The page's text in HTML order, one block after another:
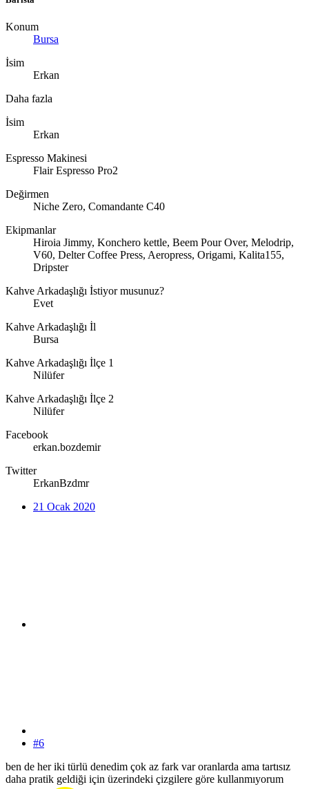
Konum
Bursa
İsim
Erkan
Daha fazla
İsim
Erkan
Espresso Makinesi
Flair Espresso Pro2
Değirmen
Niche Zero, Comandante C40
Ekipmanlar
Hiroia Jimmy, Konchero kettle, Beem Pour Over, Melodrip,
V60, Delter Coffee Press, Aeropress, Origami, Kalita155,
Dripster
Kahve Arkadaşlığı İstiyor musunuz?
Evet
Kahve Arkadaşlığı İl
Bursa
Kahve Arkadaşlığı İlçe 1
Nilüfer
Kahve Arkadaşlığı İlçe 2
Nilüfer
Facebook
erkan.bozdemir
Twitter
ErkanBzdmr
21 Ocak 2020
#6
ben de her iki türlü denedim çok az fark var oranlarda ama tartısız
daha pratik geldiği için üzerindeki çizgilere göre kullanmıyorum